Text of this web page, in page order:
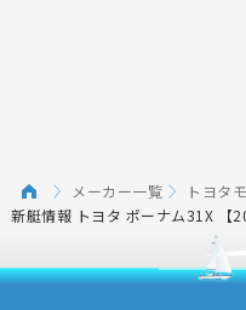
メーカー一覧
トヨタ
新艇情報 トヨタ ポーナム31X 【